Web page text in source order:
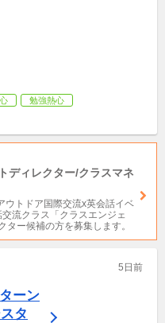
勉強熱心
ディレクター/クラスマネ
ウトドア国際交流x英会話イベ
流クラス「クラスエンジェ
ター候補の方を募集します。
5日前
ーン
タ